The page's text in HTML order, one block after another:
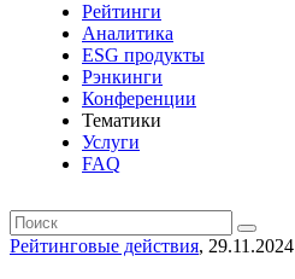
Рейтинги
Аналитика
ESG продукты
Рэнкинги
Конференции
Тематики
Услуги
FAQ
Рейтинговые действия, 29.11.2024